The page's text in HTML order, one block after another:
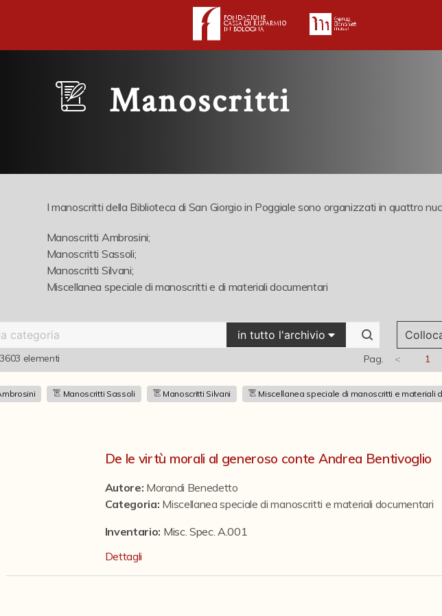
Manoscritti
I manoscritti della Biblioteca di San Giorgio in Poggiale sono organizzati in quattro
Manoscritti Ambrosini;
Manoscritti Sassoli;
Manoscritti Silvani;
Miscellanea speciale di manoscritti e di materiali documentari
in tutto l'archivio
3603 elementi Pag. < 1
Manoscritti Sassoli Manoscritti Silvani Miscellanea speciale di manoscritti e materiali
De le virtù morali al generoso conte Andrea Bentivoglio
Autore: Morandi Benedetto
Categoria: Miscellanea speciale di manoscritti e materiali documentari
Inventario: Misc. Spec. A.001
Dettagli